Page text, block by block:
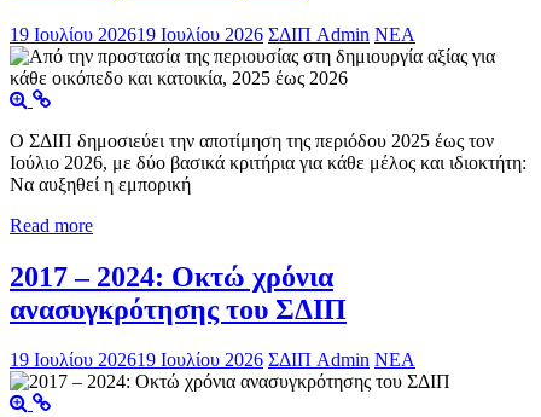
19 Ιουλίου 202619 Ιουλίου 2026 ΣΔΙΠ Admin ΝΕΑ
Ο ΣΔΙΠ δημοσιεύει την αποτίμηση της περιόδου 2025 έως τον
Ιούλιο 2026, με δύο βασικά κριτήρια για κάθε μέλος και ιδιοκτήτη:
Να αυξηθεί η εμπορική
Read more
2017 – 2024: Οκτώ χρόνια
ανασυγκρότησης του ΣΔΙΠ
19 Ιουλίου 202619 Ιουλίου 2026 ΣΔΙΠ Admin ΝΕΑ